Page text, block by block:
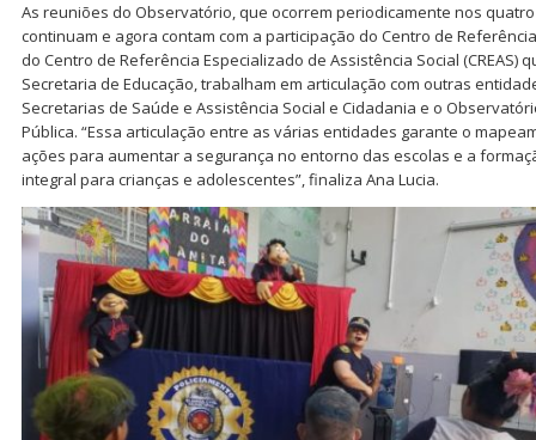
As reuniões do Observatório, que ocorrem periodicamente nos
continuam e agora contam com a participação do Centro de
do Centro de Referência Especializado de Assistência Social (CREAS)
Secretaria de Educação, trabalham em articulação com outras
Secretarias de Saúde e Assistência Social e Cidadania e o
Pública. “Essa articulação entre as várias entidades garante o
ações para aumentar a segurança no entorno das escolas e a
integral para crianças e adolescentes”, finaliza Ana Lucia.